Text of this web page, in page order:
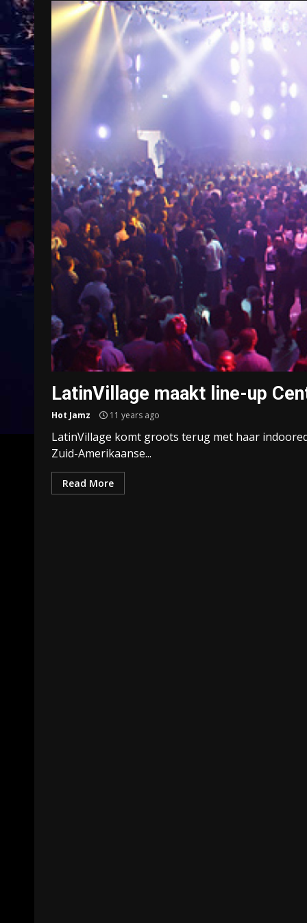
LatinVillage maakt line-up
Hot Jamz 11 years ago
LatinVillage komt groots terug met haar
Zuid-Amerikaanse...
Read More
Treinkaartjes worden duurder,
abonnementen verdwijnen